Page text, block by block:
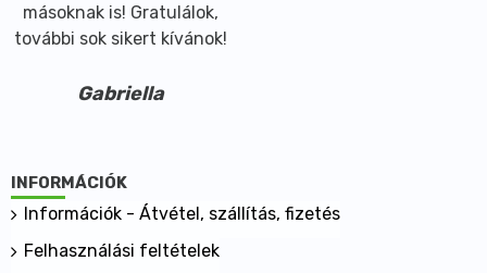
másoknak is! Gratulálok,
további sok sikert kívánok!
Gabriella
INFORMÁCIÓK
Információk - Átvétel, szállítás, fizetés
Felhasználási feltételek